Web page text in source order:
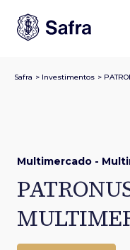
Safra > Investimentos >
Multimercado -